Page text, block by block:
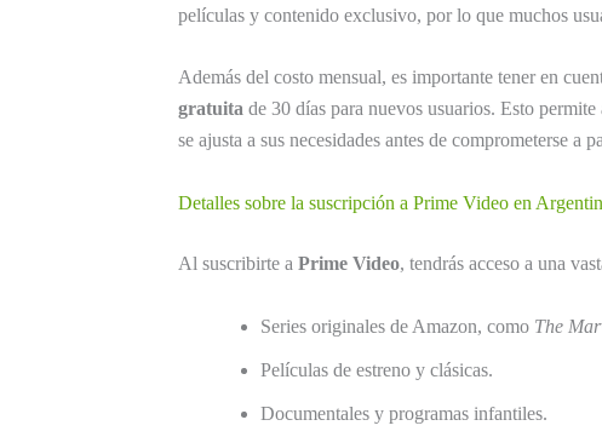
películas y contenido exclusivo, por lo que muchos
Además del costo mensual, es importante tener en
gratuita de 30 días para nuevos usuarios. Esto
se ajusta a sus necesidades antes de comprometerse a
Detalles sobre la suscripción a Prime Video en
Al suscribirte a Prime Video, tendrás acceso a una
Series originales de Amazon, como The
Películas de estreno y clásicas.
Documentales y programas infantiles.